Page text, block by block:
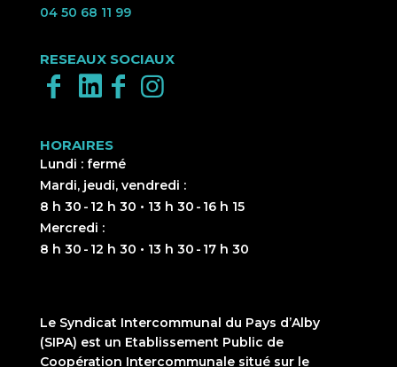
04 50 68 11 99
RESEAUX SOCIAUX
HORAIRES
Lundi : fermé
Mardi, jeudi, vendredi :
8 h 30 - 12 h 30 • 13 h 30 - 16 h 15
Mercredi :
8 h 30 - 12 h 30 • 13 h 30 - 17 h 30
Le Syndicat Intercommunal du Pays d’Alby
(SIPA) est un Etablissement Public de
Coopération Intercommunale situé sur le